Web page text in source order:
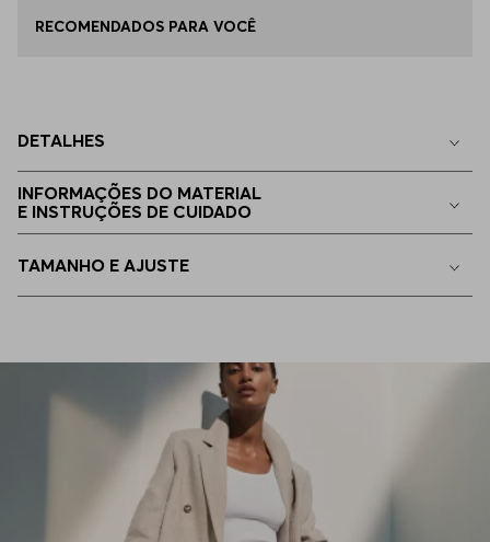
P - S
EG - XL Indisponível
RECOMENDADOS PARA VOCÊ
DETALHES
INFORMAÇÕES DO MATERIAL
E INSTRUÇÕES DE CUIDADO
TAMANHO E AJUSTE